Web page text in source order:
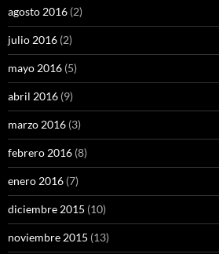
agosto 2016 (2)
julio 2016 (2)
mayo 2016 (5)
abril 2016 (9)
marzo 2016 (3)
febrero 2016 (8)
enero 2016 (7)
diciembre 2015 (10)
noviembre 2015 (13)